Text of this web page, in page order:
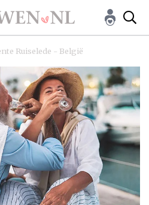
Ruiselede - België